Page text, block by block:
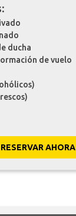
ducha
de vuelo
RESERVAR AHORA